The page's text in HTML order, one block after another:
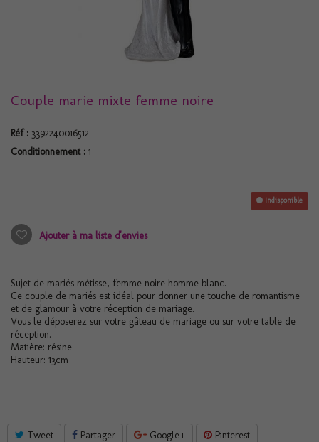
Couple marie mixte femme noire
Réf : 3392240016512
Conditionnement : 1
Indisponible
Ajouter à ma liste d'envies
Sujet de mariés métisse, femme noire homme blanc.
Ce couple de mariés est idéal pour donner une touche de romantisme
et de glamour à votre réception de mariage.
Vous le déposerez sur votre gâteau de mariage ou sur votre table de
réception.
Matière: résine
Hauteur: 13cm
Tweet Partager Google+ Pinterest